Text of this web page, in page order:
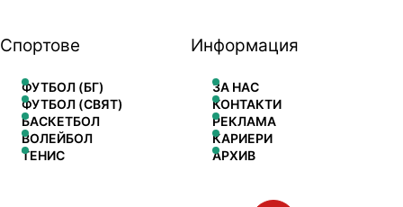
Спортове
ФУТБОЛ (БГ)
ФУТБОЛ (СВЯТ)
БАСКЕТБОЛ
ВОЛЕЙБОЛ
ТЕНИС
Информация
ЗА НАС
КОНТАКТИ
РЕКЛАМА
КАРИЕРИ
АРХИВ